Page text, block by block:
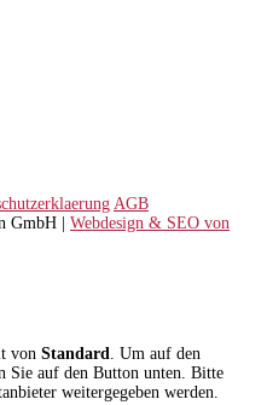
AGB
GmbH | Webdesign & SEO von
von Standard
. Um auf den
Sie auf den Button unten. Bitte
weitergegeben werden.